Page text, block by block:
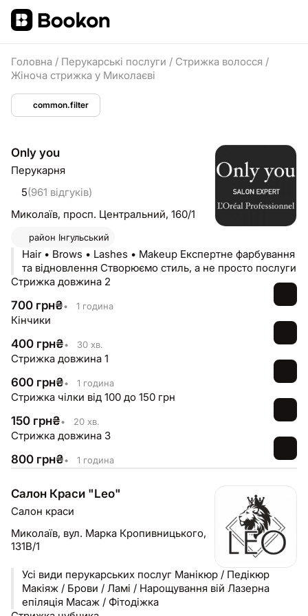
Головна / Перукарські послуги / Стрижка волосся /
Жіноча стрижка у Миколаєві
common.filter
Only you
Перукарня
5(961 відгуків)
Миколаїв, просп. Центральний, 160/1
район Інгульський
Hair • Brows • Lashes • Makeup Експертне фарбування
та відновлення Створюємо стиль, а не просто послуги
Стрижка довжина 2
700 грн₴• 1 година
Кінчики
400 грн₴• 30 хв.
Стрижка довжина 1
600 грн₴• 1 година
Стрижка чілки від 100 до 150 грн
150 грн₴• 20 хв.
Стрижка довжина 3
800 грн₴• 1 година
Салон Краси "Leo"
Салон краси
Миколаїв, вул. Марка Кропивницького,
131В/1
Усі види перукарських послуг Манікюр / Педікюр
Макіяж / Брови / Ламі / Нарощування вій Лазерна
епіляція Масаж / Фітодіжка